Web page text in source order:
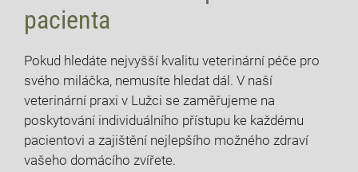
pacienta
Pokud hledáte nejvyšší kvalitu veterinární péče pro
svého miláčka, nemusíte hledat dál. V naší
veterinární praxi v Lužci se zaměřujeme na
poskytování individuálního přístupu ke každému
pacientovi a zajištění nejlepšího možného zdraví
vašeho domácího zvířete.